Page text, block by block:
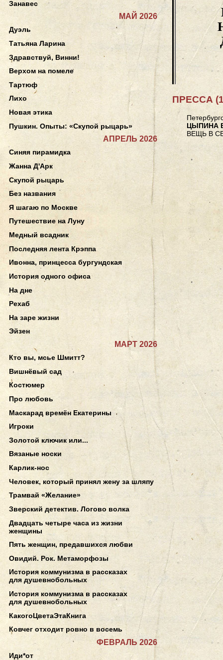
ПРЕССА
ЦЫПИНА
ВЕЩЬ В
Занавес
МАЙ 2026
Дуэль
Татьяна Ларина
Здравствуй, Винни!
Верхом на помеле
Тартюф
Лихо
Новая этика
Пушкин. Опыты: «Скупой рыцарь»
АПРЕЛЬ 2026
Синяя пирамидка
Жанна Д'Арк
Скупой рыцарь
Без названия
Я шагаю по Москве
Путешествие на Луну
Медный всадник
Последняя лента Крэппа
Ивонна, принцесса бургундская
История одного офиса
На дне
Рехаб
На заре жизни
Эйзен
МАРТ 2026
Кто вы, мсье Шмитт?
Вишнёвый сад
Костюмер
Про любовь
Маскарад времён Екатерины
Игроки
Золотой ключик или...
Вязаные носки
Карлик-нос
Человек, который принял жену за шляпу
Трамвай «Желание»
Зверский детектив. Логово волка
Двадцать четыре часа из жизни
женщины
Пять женщин, предавшихся любви
Овидий. Рок. Метаморфозы
История коммунизма в рассказах
для душевнобольных
История коммунизма в рассказах
для душевнобольных
КакогоЦветаЭтаКнига
Ковчег отходит ровно в восемь
ФЕВРАЛЬ 2026
Иди*от